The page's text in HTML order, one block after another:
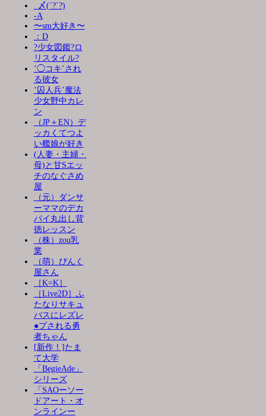
_〆(´?`?)
-A
〜sm大好き〜
：D
?少女図鑑?ロ
リスタイル?
’◯コキ’され
る彼女
’囚人兵’魔法
少女野中カレ
ン
（JP＋EN）デ
ッカくてつよ
い艦娘が好き
(人妻・主婦・
母)と甘Sエッ
チのなぐさめ
屋
（元）ダンサ
ーママのデカ
パイ丸出し背
徳レッスン
（株）zou乳
業
（萌）ぴんく
屋さん
［K=K］
［Live2D］ふ
たなりサキュ
バスにレズレ
●プされる勇
者ちゃん
[新作！]たま
て大学
「BegieAde」
シリーズ
「SAOーソー
ドアート・オ
ンラインー